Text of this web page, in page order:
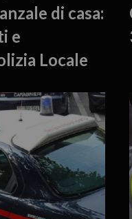
di casa:
e
Locale